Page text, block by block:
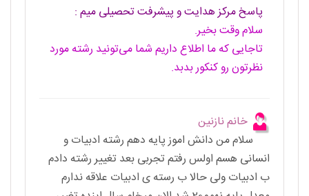
پاسخ مرکز هدایت و پیشرفت تحصیلی میم :
سلام وقت بخیر.
تاجایی که ما اطلاع داریم شما می‌‌تونید رشته مورد
نظرتون رو کنکور بدبد.
خانم نازنین
سلام من دانش اموز پایه دهم رشته ادبیات و
انسانی هسم اولس رفتم تجربی بعد تغییر رشته دادم
ب ادبیات ولی حالا ب رسته ی ادبیات علاقه ندارم